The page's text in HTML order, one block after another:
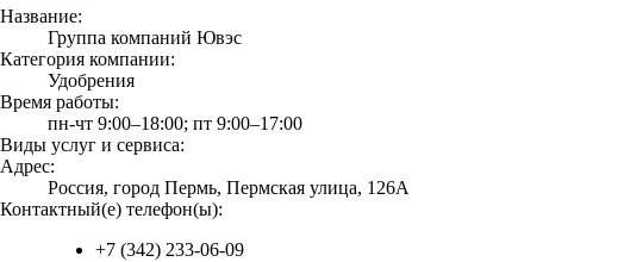
Название:
Группа компаний Ювэс
Категория компании:
Удобрения
Время работы:
пн-чт 9:00–18:00; пт 9:00–17:00
Виды услуг и сервиса:
Адрес:
Россия, город Пермь, Пермская улица, 126А
Контактный(е) телефон(ы):
+7 (342) 233-06-09